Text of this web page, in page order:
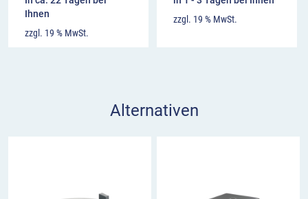
Ihnen
zzgl. 19 % MwSt.
zzgl. 19 % MwSt.
Alternativen